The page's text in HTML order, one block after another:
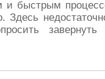
и быстрым
Здесь
завернуть